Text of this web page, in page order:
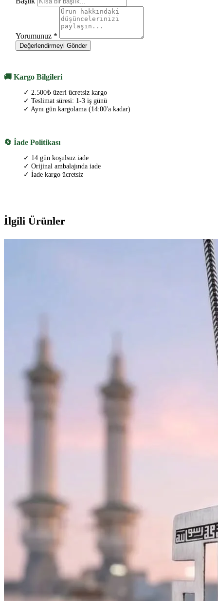
Yorumunuz *
Değerlendirmeyi Gönder
🚚 Kargo Bilgileri
✓ 2.500₺ üzeri ücretsiz kargo
✓ Teslimat süresi: 1-3 iş günü
✓ Aynı gün kargolama (14:00'a kadar)
🔄 İade Politikası
✓ 14 gün koşulsuz iade
✓ Orijinal ambalajında iade
✓ İade kargo ücretsiz
İlgili Ürünler